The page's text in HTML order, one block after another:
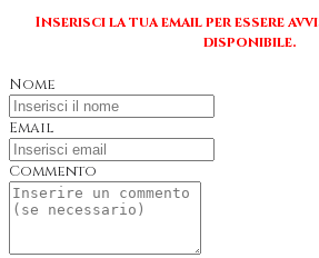
Inserisci la tua email per essere
disponibile.
Nome
Email
Commento